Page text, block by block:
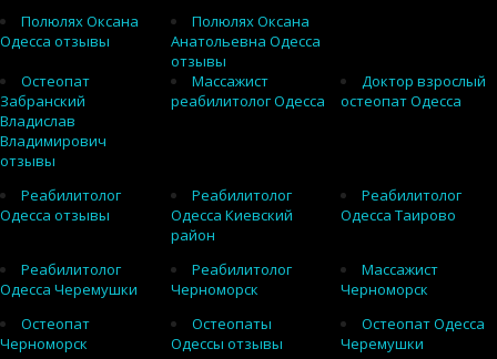
Полюлях Оксана
Одесса отзывы
Полюлях Оксана
Анатольевна Одесса
отзывы
Остеопат
Забранский
Владислав
Владимирович
отзывы
Массажист
реабилитолог Одесса
Доктор взрослый
остеопат Одесса
Реабилитолог
Одесса отзывы
Реабилитолог
Одесса Киевский
район
Реабилитолог
Одесса Таирово
Реабилитолог
Одесса Черемушки
Реабилитолог
Черноморск
Массажист
Черноморск
Остеопат
Черноморск
Остеопаты
Одессы отзывы
Остеопат Одесса
Черемушки